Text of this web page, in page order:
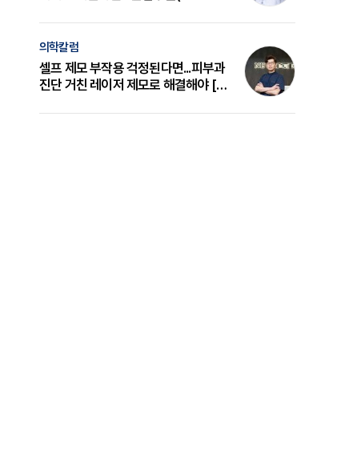
의학칼럼
셀프 제모 부작용 걱정된다면...피부과
진단 거친 레이저 제모로 해결해야 [변